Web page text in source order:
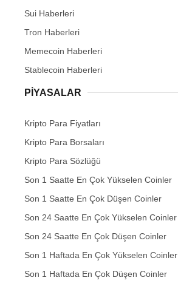
Sui Haberleri
Tron Haberleri
Memecoin Haberleri
Stablecoin Haberleri
PIYASALAR
Kripto Para Fiyatları
Kripto Para Borsaları
Kripto Para Sözlüğü
Son 1 Saatte En Çok Yükselen Coinler
Son 1 Saatte En Çok Düşen Coinler
Son 24 Saatte En Çok Yükselen Coinler
Son 24 Saatte En Çok Düşen Coinler
Son 1 Haftada En Çok Yükselen Coinler
Son 1 Haftada En Çok Düşen Coinler